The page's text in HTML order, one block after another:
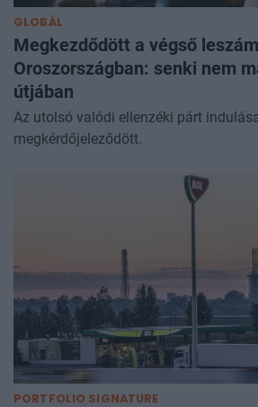
GLOBÁL
Megkezdődött a végső
Oroszországban: senki nem
útjában
Az utolsó valódi ellenzéki párt
megkérdőjeleződött.
PORTFOLIO SIGNATURE